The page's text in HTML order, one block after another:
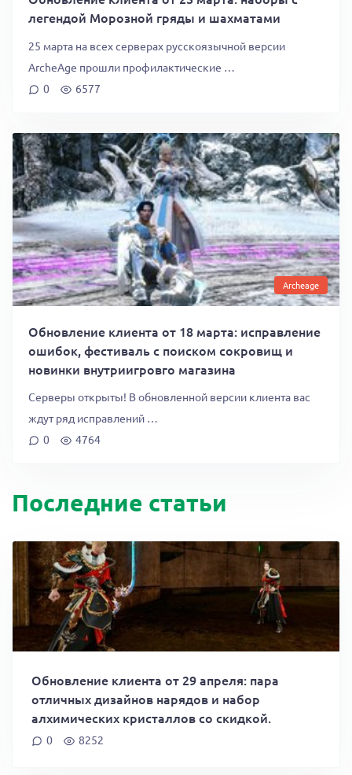
легендой Морозной гряды и шахматами
25 марта на всех серверах русскоязычной версии
ArcheAge прошли профилактические …
0
6577
Archeage
Обновление клиента от 18 марта: исправление
ошибок, фестиваль с поиском сокровищ и
новинки внутриигровго магазина
Серверы открыты! В обновленной версии клиента вас
ждут ряд исправлений …
0
4764
Последние статьи
Обновление клиента от 29 апреля: пара
отличных дизайнов нарядов и набор
алхимических кристаллов со скидкой.
0 8252